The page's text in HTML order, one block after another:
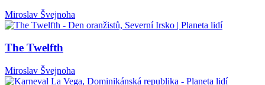
Miroslav Švejnoha
The Twelfth
Miroslav Švejnoha